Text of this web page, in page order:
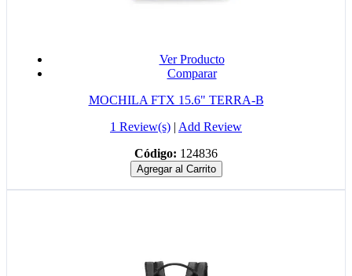
Ver Producto
Comparar
MOCHILA FTX 15.6" TERRA-B
1 Review(s) | Add Review
Código: 124836
Agregar al Carrito